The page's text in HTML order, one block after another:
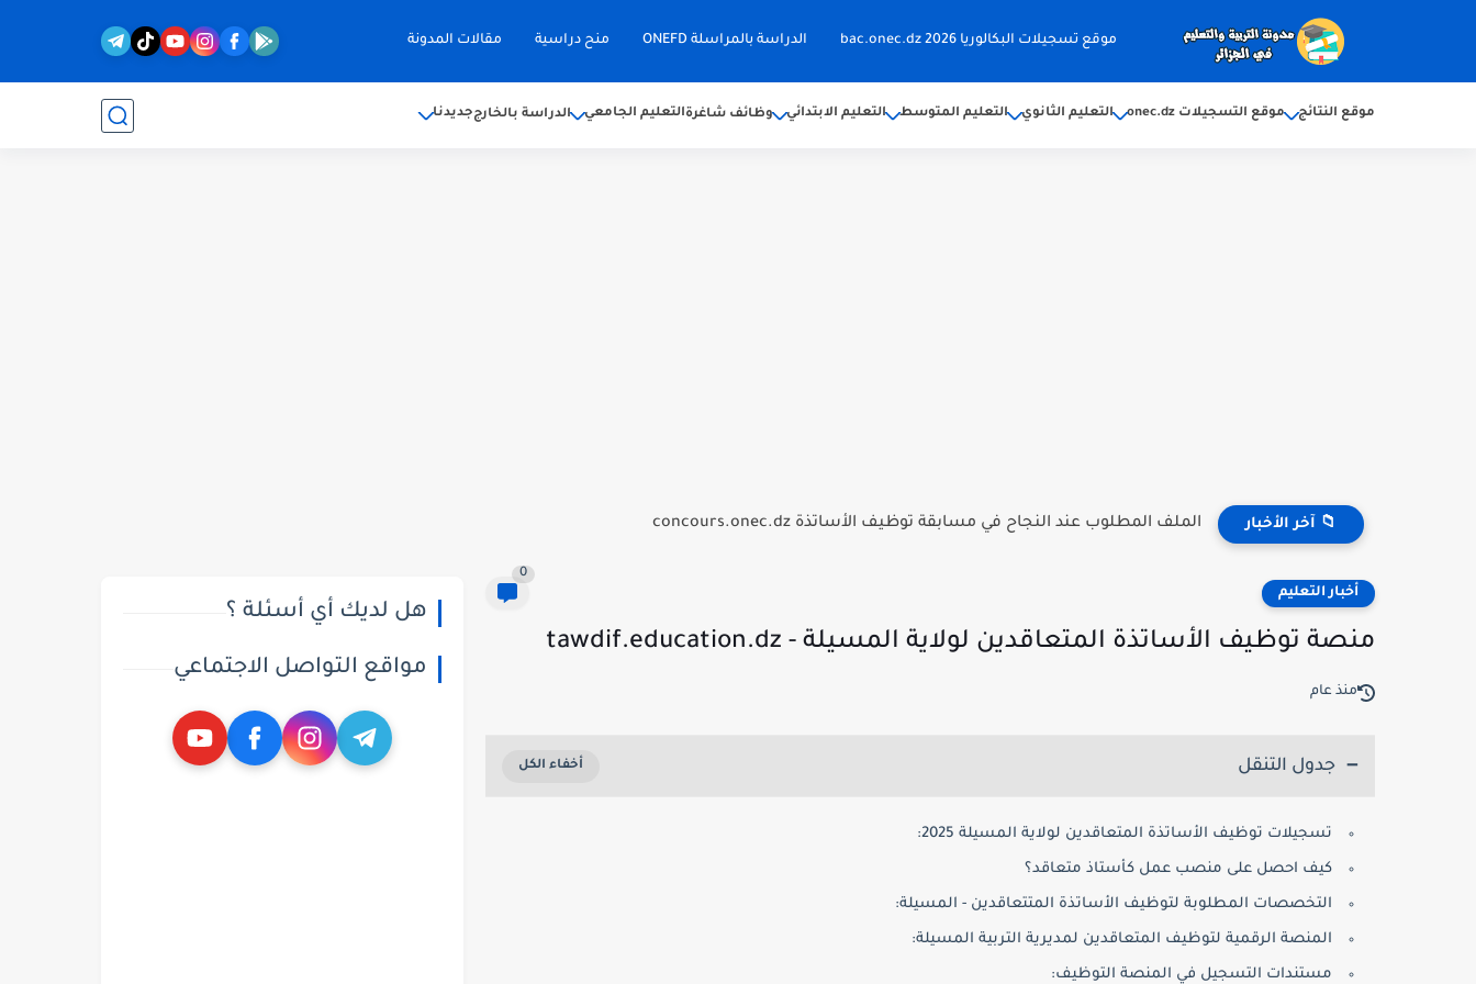
موقع تسجيلات البكالوريا 2026 bac.onec.dz الدراسة بالمراسلة ONEFD منح دراسية مقالات المدونة
موقع النتائج موقع التسجيلات onec.dz التعليم الثانوي التعليم المتوسط التعليم الابتدائي وظائف شاغرةالتعليم الجامعي الدراسة بالخارججديدنا
📁 آخر الأخبار الملف المطلوب عند النجاح في مسابقة توظيف الأساتذة concours.onec.dz
أخبار التعليم
0
منصة توظيف الأساتذة المتعاقدين لولاية المسيلة - tawdif.education.dz
منذ عام
جدول التنقل
تسجيلات توظيف الأساتذة المتعاقدين لولاية المسيلة 2025:
كيف احصل على منصب عمل كأستاذ متعاقد؟
التخصصات المطلوبة لتوظيف الأساتذة المتتعاقدين - المسيلة:
المنصة الرقمية لتوظيف المتعاقدين لمديرية التربية المسيلة:
مستندات التسجيل في المنصة التوظيف:
هل لديك أي أسئلة ؟
مواقع التواصل الاجتماعي